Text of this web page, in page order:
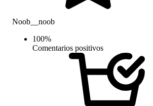
Noob__noob
100%
Comentarios positivos